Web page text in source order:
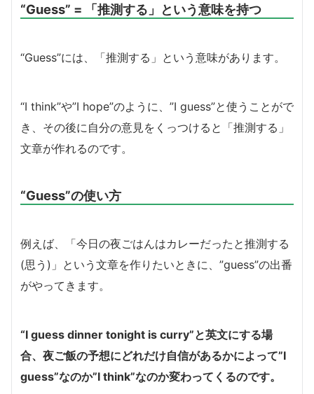
“Guess” = 「推測する」という意味を持つ
“Guess”には、「推測する」という意味があります。
“I think”や”I hope”のように、”I guess”と使うことがで
き、その後に自分の意見をくっつけると「推測する」
文章が作れるのです。
“Guess”の使い方
例えば、「今日の夜ごはんはカレーだったと推測する
(思う)」という文章を作りたいときに、”guess”の出番
がやってきます。
“I guess dinner tonight is curry”と英文にする場
合、夜ご飯の予想にどれだけ自信があるかによって”I
guess”なのか”I think”なのか変わってくるのです。